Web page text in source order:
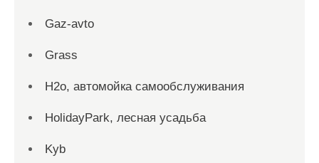
Gaz-avto
Grass
H2o, автомойка самообслуживания
HolidayPark, лесная усадьба
Kyb